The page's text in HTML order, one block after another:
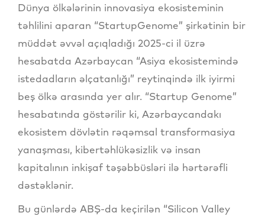
Dünya ölkələrinin innovasiya ekosisteminin
təhlilini aparan “StartupGenome” şirkətinin bir
müddət əvvəl açıqladığı 2025-ci il üzrə
hesabatda Azərbaycan “Asiya ekosistemində
istedadların əlçatanlığı” reytinqində ilk iyirmi
beş ölkə arasında yer alır. “Startup Genome”
hesabatında göstərilir ki, Azərbaycandakı
ekosistem dövlətin rəqəmsal transformasiya
yanaşması, kibertəhlükəsizlik və insan
kapitalının inkişaf təşəbbüsləri ilə hərtərəfli
dəstəklənir.
Bu günlərdə ABŞ-da keçirilən “Silicon Valley